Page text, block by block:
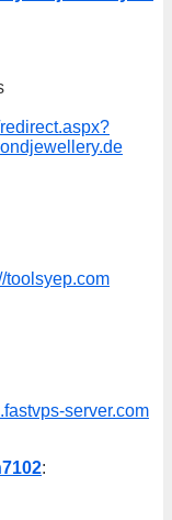
toolsyep.com
server.com
: